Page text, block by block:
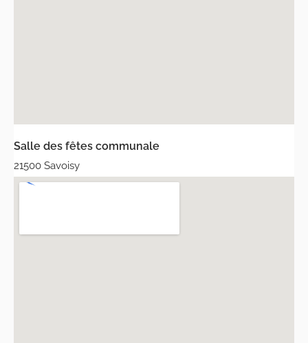
Salle des fêtes communale
21500 Savoisy